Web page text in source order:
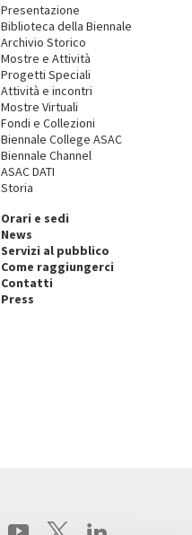
Presentazione
Biblioteca della Biennale
Archivio Storico
Mostre e Attività
Progetti Speciali
Attività e incontri
Mostre Virtuali
Fondi e Collezioni
Biennale College ASAC
Biennale Channel
ASAC DATI
Storia
Orari e sedi
News
Servizi al pubblico
Come raggiungerci
Contatti
Press